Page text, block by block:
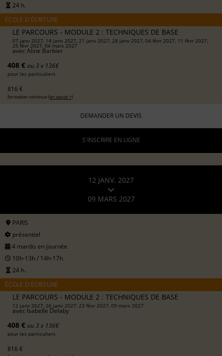
24 h.
ÉCOLE D'ÉCRITURE
LE PARCOURS - MODULE 2 : TECHNIQUES DE BASE
07 janv 2027, 14 janv 2027, 21 janv 2027, 28 janv 2027, 04 févr 2027, 11 févr 2027,
25 févr 2027, 04 mars 2027
avec Aline Barbier
408 € ou 3 x 136€
pour les particuliers
816 €
formation continue (en savoir +)
DEMANDER UN DEVIS
S'INSCRIRE EN LIGNE
12 JANV. 2027
09 MARS 2027
PARIS
présentiel
4 mardis en journée
10h-13h / 14h-17h
24 h.
ÉCOLE D'ÉCRITURE
LE PARCOURS - MODULE 2 : TECHNIQUES DE BASE
12 janv 2027, 26 janv 2027, 23 févr 2027, 09 mars 2027
avec Isabelle Delaby
408 € ou 3 x 136€
pour les particuliers
816 €